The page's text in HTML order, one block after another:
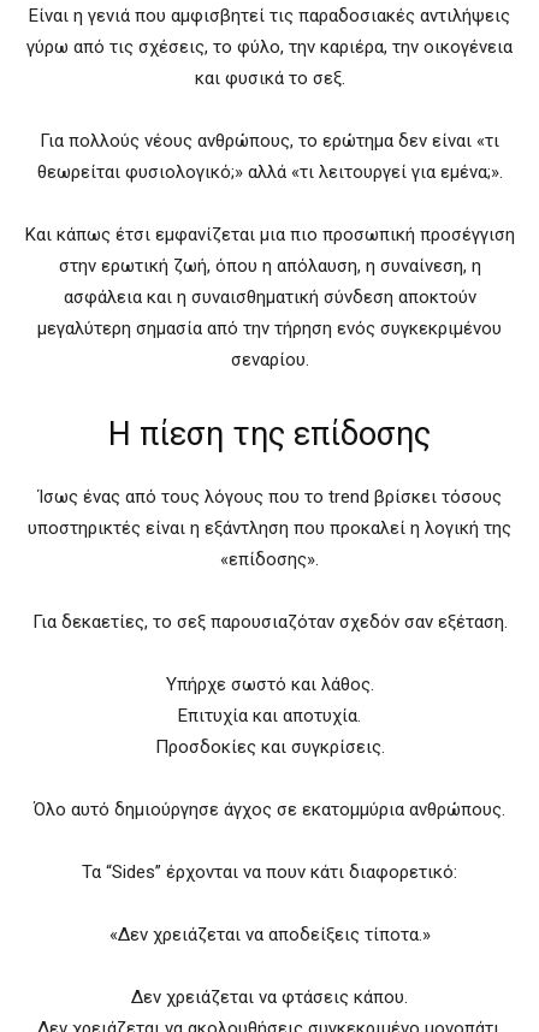
Είναι η γενιά που αμφισβητεί τις παραδοσιακές αντιλήψεις
γύρω από τις σχέσεις, το φύλο, την καριέρα, την οικογένεια
και φυσικά το σεξ.
Για πολλούς νέους ανθρώπους, το ερώτημα δεν είναι «τι
θεωρείται φυσιολογικό;» αλλά «τι λειτουργεί για εμένα;».
Και κάπως έτσι εμφανίζεται μια πιο προσωπική προσέγγιση
στην ερωτική ζωή, όπου η απόλαυση, η συναίνεση, η
ασφάλεια και η συναισθηματική σύνδεση αποκτούν
μεγαλύτερη σημασία από την τήρηση ενός συγκεκριμένου
σεναρίου.
Η πίεση της επίδοσης
Ίσως ένας από τους λόγους που το trend βρίσκει τόσους
υποστηρικτές είναι η εξάντληση που προκαλεί η λογική της
«επίδοσης».
Για δεκαετίες, το σεξ παρουσιαζόταν σχεδόν σαν εξέταση.
Υπήρχε σωστό και λάθος.
Επιτυχία και αποτυχία.
Προσδοκίες και συγκρίσεις.
Όλο αυτό δημιούργησε άγχος σε εκατομμύρια ανθρώπους.
Τα “Sides” έρχονται να πουν κάτι διαφορετικό:
«Δεν χρειάζεται να αποδείξεις τίποτα.»
Δεν χρειάζεται να φτάσεις κάπου.